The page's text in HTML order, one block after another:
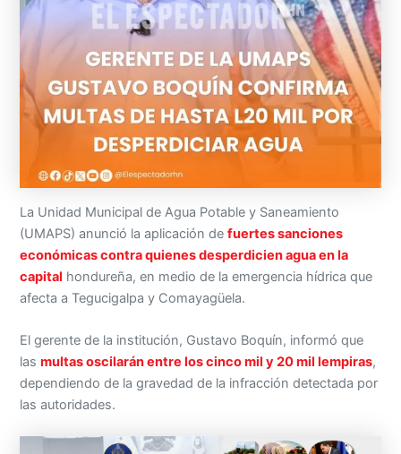
La Unidad Municipal de Agua Potable y Saneamiento
(UMAPS) anunció la aplicación defuertes sanciones
económicas contra quienes desperdicien agua en la
capital hondureña, en medio de la emergencia hídrica que
afecta a Tegucigalpa y Comayagüela.
El gerente de la institución, Gustavo Boquín, informó que
lasmultas oscilarán entre los cinco mil y 20 mil lempiras,
dependiendo de la gravedad de la infracción detectada por
las autoridades.